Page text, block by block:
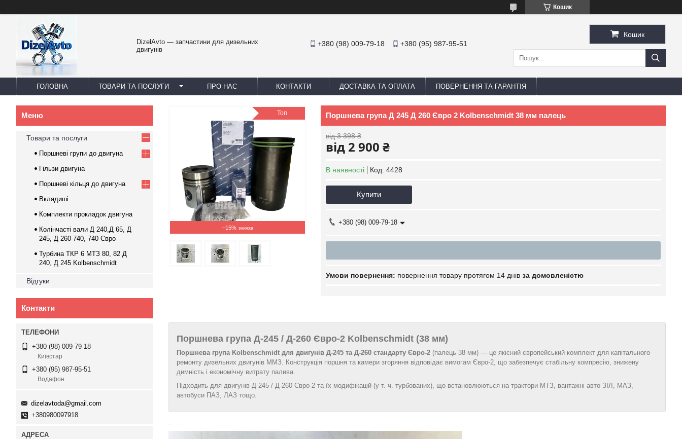
Кошик
DizelAvto — запчастини для дизельних
двигунів
+380 (98) 009-79-18 +380 (95) 987-95-51
Кошик
ГОЛОВНА ТОВАРИ ТА ПОСЛУГИ ПРО НАС КОНТАКТИ ДОСТАВКА ТА ОПЛАТА ПОВЕРНЕННЯ ТА ГАРАНТІЯ
–15%
Топ Поршнева група Д 245 Д 260 Євро 2 Kolbenschmidt 38 мм палець
від 3 398 ₴
від 2 900 ₴
В наявності Код: 4428
Купити
+380 (98) 009-79-18
повернення товару протягом 14 днів за домовленістю
Поршнева група Д‑245 / Д‑260 Євро‑2 Kolbenschmidt (38 мм)
Поршнева група Kolbenschmidt для двигунів Д‑245 та Д‑260 стандарту Євро‑2 (палець 38 мм) — це якісний європейський комплект для капітального
ремонту дизельних двигунів ММЗ. Конструкція поршня та камери згоряння відповідає вимогам Євро‑2, що забезпечує стабільну компресію, знижену
димність і економічну витрату палива.
Підходить для двигунів Д‑245 / Д‑260 Євро‑2 та їх модифікацій (у т. ч. турбованих), що встановлюються на трактори МТЗ, вантажні авто ЗІЛ, МАЗ,
автобуси ПАЗ, ЛАЗ тощо.
.
Товари та послуги
Поршневі групи до двигуна
Гільзи двигуна
Поршневі кільця до двигуна
Вкладиші
Комплекти прокладок двигуна
Колінчасті вали Д 240,Д 65, Д
245, Д 260 740, 740 Євро
Турбина ТКР 6 МТЗ 80, 82 Д
240, Д 245 Kolbenschmidt
Відгуки
Контакти
+380 (98) 009-79-18
Київстар
+380 (95) 987-95-51
Водафон
dizelavtoda@gmail.com
+380980097918